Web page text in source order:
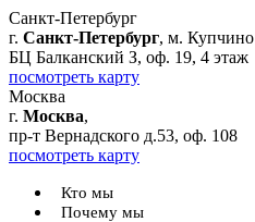
Санкт-Петербург
г. Санкт-Петербург, м. Купчино
БЦ Балканский З, оф. 19, 4 этаж
посмотреть карту
Москва
г. Москва,
пр-т Вернадского д.53, оф. 108
посмотреть карту
Кто мы
Почему мы